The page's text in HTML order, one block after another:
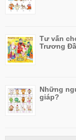
Tư vấn
Trương
Những
giáp?